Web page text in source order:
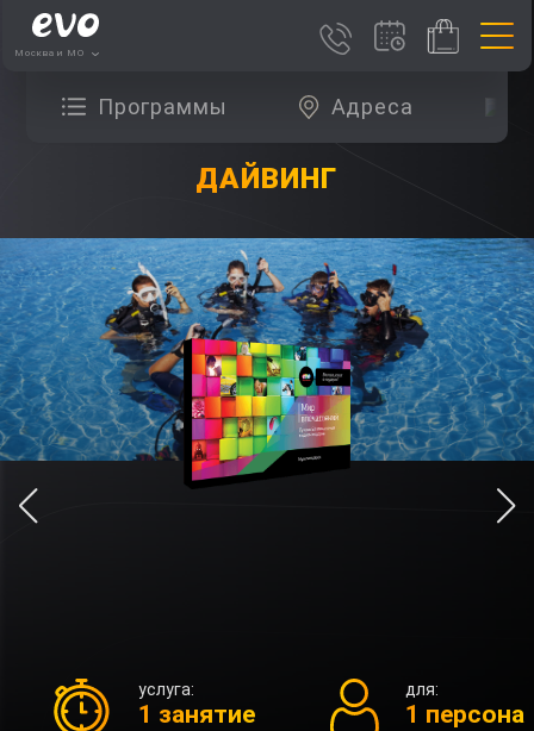
Москва и МО
Программы Адреса
ДАЙВИНГ
услуга:
1 занятие
для:
1 персона